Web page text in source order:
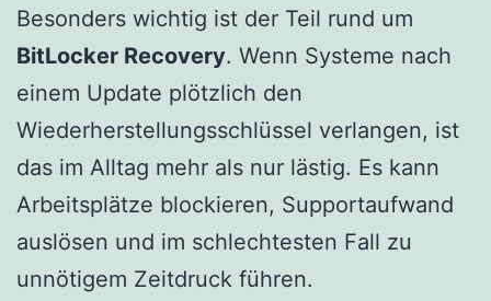
Besonders wichtig ist der Teil rund um
BitLocker Recovery. Wenn Systeme nach
einem Update plötzlich den
Wiederherstellungsschlüssel verlangen, ist
das im Alltag mehr als nur lästig. Es kann
Arbeitsplätze blockieren, Supportaufwand
auslösen und im schlechtesten Fall zu
unnötigem Zeitdruck führen.